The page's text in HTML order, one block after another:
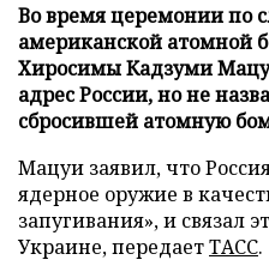
Во время церемонии по
американской атомной
Хиросимы Кадзуми
адрес России, но не
сбросившей атомную
Мацуи заявил, что
ядерное оружие в
запугивания», и связал
Украине, передаетТАСС.